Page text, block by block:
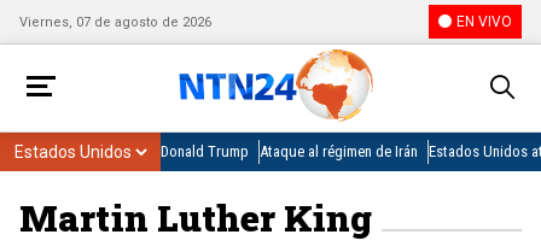
Viernes, 07 de agosto de 2026 EN VIVO
Donald Trump Ataque al régimen de Irán Estados Unidos
Martin Luther King